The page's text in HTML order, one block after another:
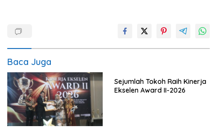
Baca Juga
Sejumlah Tokoh Raih Kinerja
Ekselen Award II-2026